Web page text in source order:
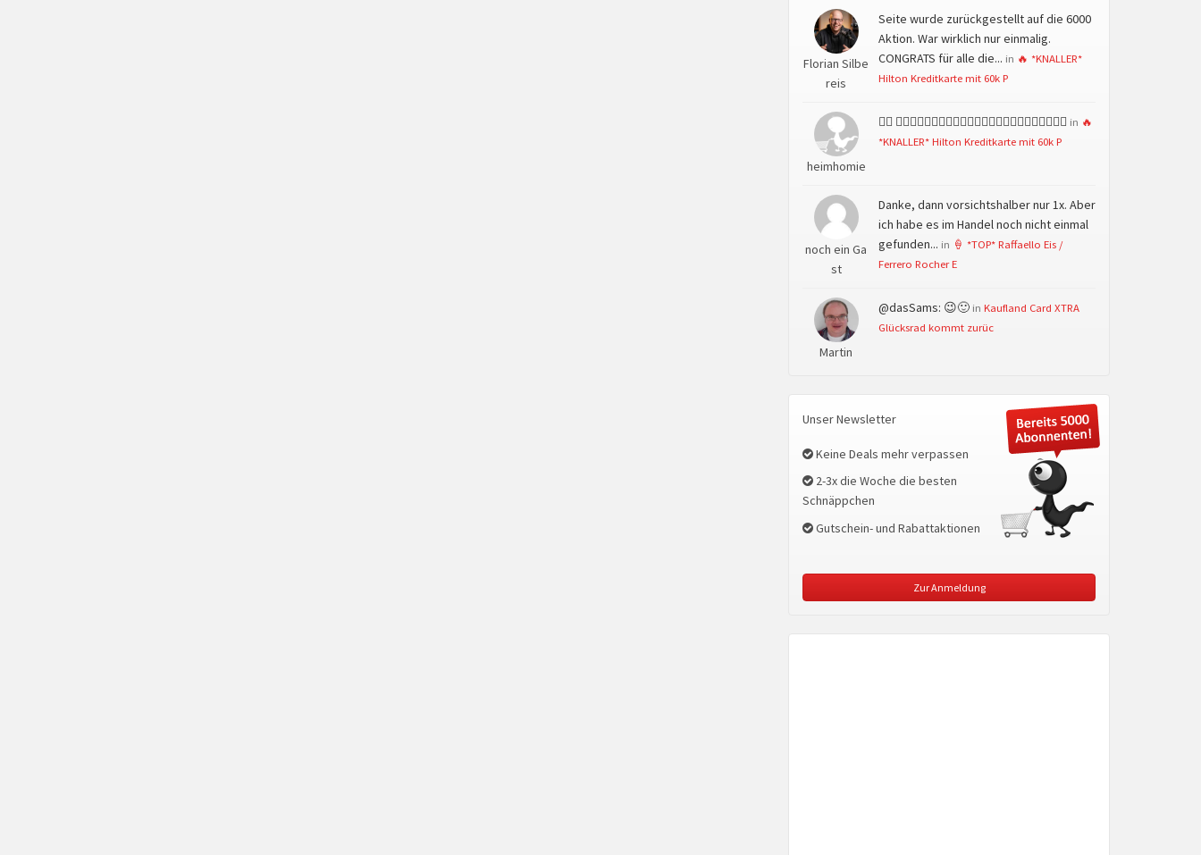
Florian Silbe
reis
Seite wurde zurückgestellt auf die 6000
Aktion. War wirklich nur einmalig.
CONGRATS für alle die... in 🔥 *KNALLER*
Hilton Kreditkarte mit 60k P
heimhomie
👍🏻 👍🏻👍🏻👍🏻👍🏻👍🏻👍🏻👍🏻👍🏻👍🏻👍🏻👍🏻👍🏻 in 🔥
*KNALLER* Hilton Kreditkarte mit 60k P
noch ein Ga
st
Danke, dann vorsichtshalber nur 1x. Aber
ich habe es im Handel noch nicht einmal
gefunden... in 🍦 *TOP* Raffaello Eis /
Ferrero Rocher E
Martin
@dasSams: 😉🙂 in Kaufland Card XTRA
Glücksrad kommt zurüc
Unser Newsletter
Keine Deals mehr verpassen
2-3x die Woche die besten
Schnäppchen
Gutschein- und Rabattaktionen
Zur Anmeldung